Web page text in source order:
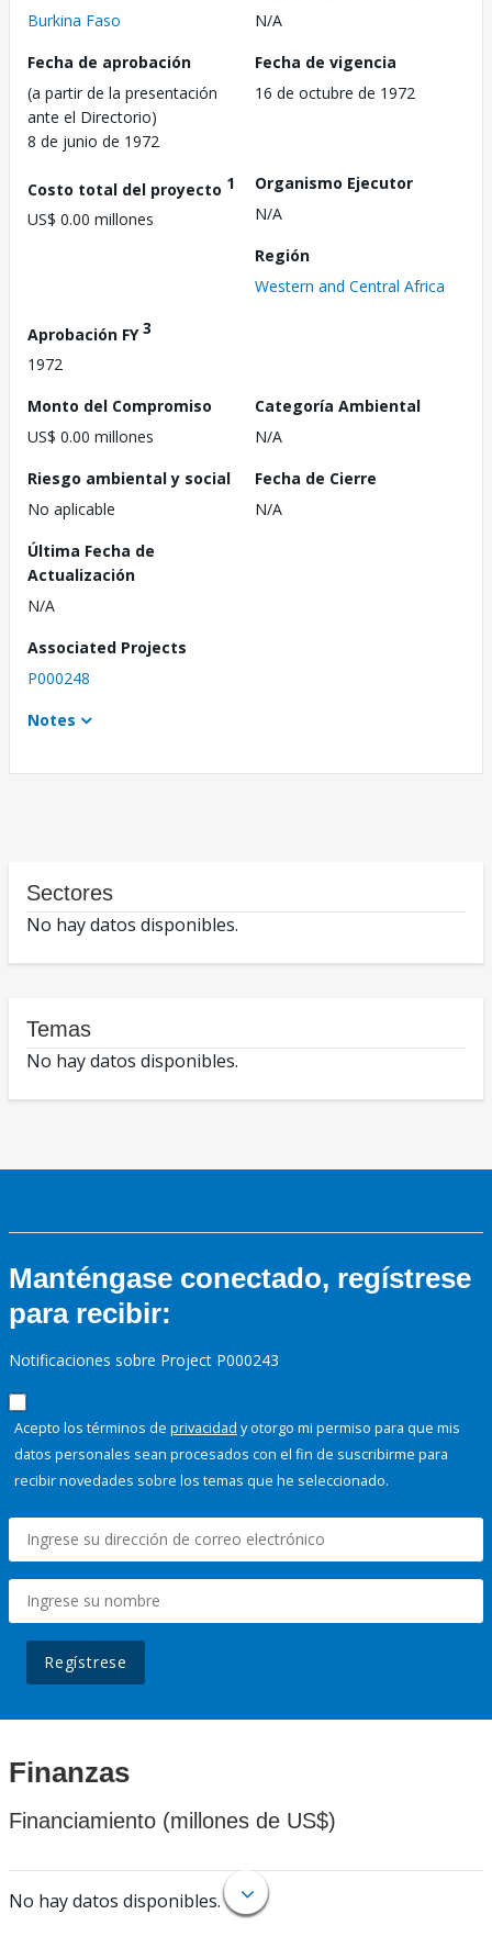
Burkina Faso
N/A
Fecha de aprobación
(a partir de la presentación
ante el Directorio)
8 de junio de 1972
Fecha de vigencia
16 de octubre de 1972
Costo total del proyecto 1
US$ 0.00 millones
Organismo Ejecutor
N/A
Región
Western and Central Africa
Aprobación FY3
1972
Monto del Compromiso
US$ 0.00 millones
Categoría Ambiental
N/A
Riesgo ambiental y social
No aplicable
Fecha de Cierre
N/A
Última Fecha de
Actualización
N/A
Associated Projects
P000248
Notes
Sectores
No hay datos disponibles.
Temas
No hay datos disponibles.
Manténgase conectado, regístrese
para recibir:
Notificaciones sobre Project P000243
Acepto los términos de privacidad y otorgo mi permiso para que mis
datos personales sean procesados con el fin de suscribirme para
recibir novedades sobre los temas que he seleccionado.
Regístrese
Finanzas
Financiamiento (millones de US$)
No hay datos disponibles.